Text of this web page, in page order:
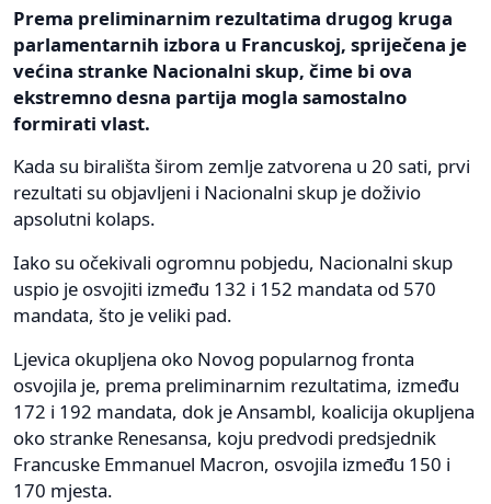
Prema preliminarnim rezultatima drugog kruga
parlamentarnih izbora u Francuskoj, spriječena je
većina stranke Nacionalni skup, čime bi ova
ekstremno desna partija mogla samostalno
formirati vlast.
Kada su birališta širom zemlje zatvorena u 20 sati, prvi
rezultati su objavljeni i Nacionalni skup je doživio
apsolutni kolaps.
Iako su očekivali ogromnu pobjedu, Nacionalni skup
uspio je osvojiti između 132 i 152 mandata od 570
mandata, što je veliki pad.
Ljevica okupljena oko Novog popularnog fronta
osvojila je, prema preliminarnim rezultatima, između
172 i 192 mandata, dok je Ansambl, koalicija okupljena
oko stranke Renesansa, koju predvodi predsjednik
Francuske Emmanuel Macron, osvojila između 150 i
170 mjesta.